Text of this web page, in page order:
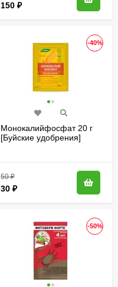
150 ₽
-40%
Монокалийфосфат 20 г
[Буйские удобрения]
50₽
30 ₽
-50%